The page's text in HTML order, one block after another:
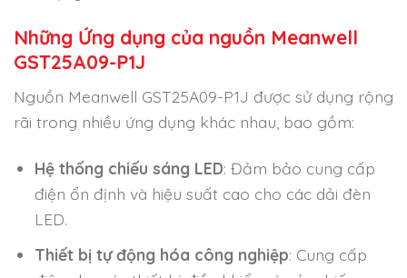
Những Ứng dụng của nguồn Meanwell
GST25A09-P1J
Nguồn Meanwell GST25A09-P1J được sử dụng rộng
rãi trong nhiều ứng dụng khác nhau, bao gồm:
Hệ thống chiếu sáng LED: Đảm bảo cung cấp
điện ổn định và hiệu suất cao cho các dải đèn
LED.
Thiết bị tự động hóa công nghiệp: Cung cấp